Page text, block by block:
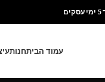
עמוד הביתחנות